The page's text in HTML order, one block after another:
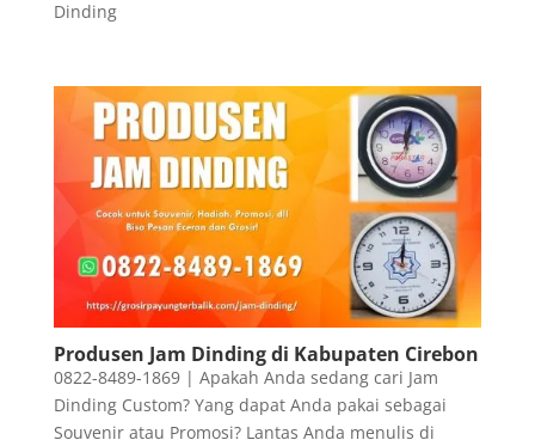
Dinding
Produsen Jam Dinding di Kabupaten Cirebon
0822-8489-1869 | Apakah Anda sedang cari Jam
Dinding Custom? Yang dapat Anda pakai sebagai
Souvenir atau Promosi? Lantas Anda menulis di